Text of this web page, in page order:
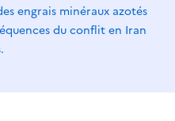
engrais minéraux azotés
du conflit en Iran